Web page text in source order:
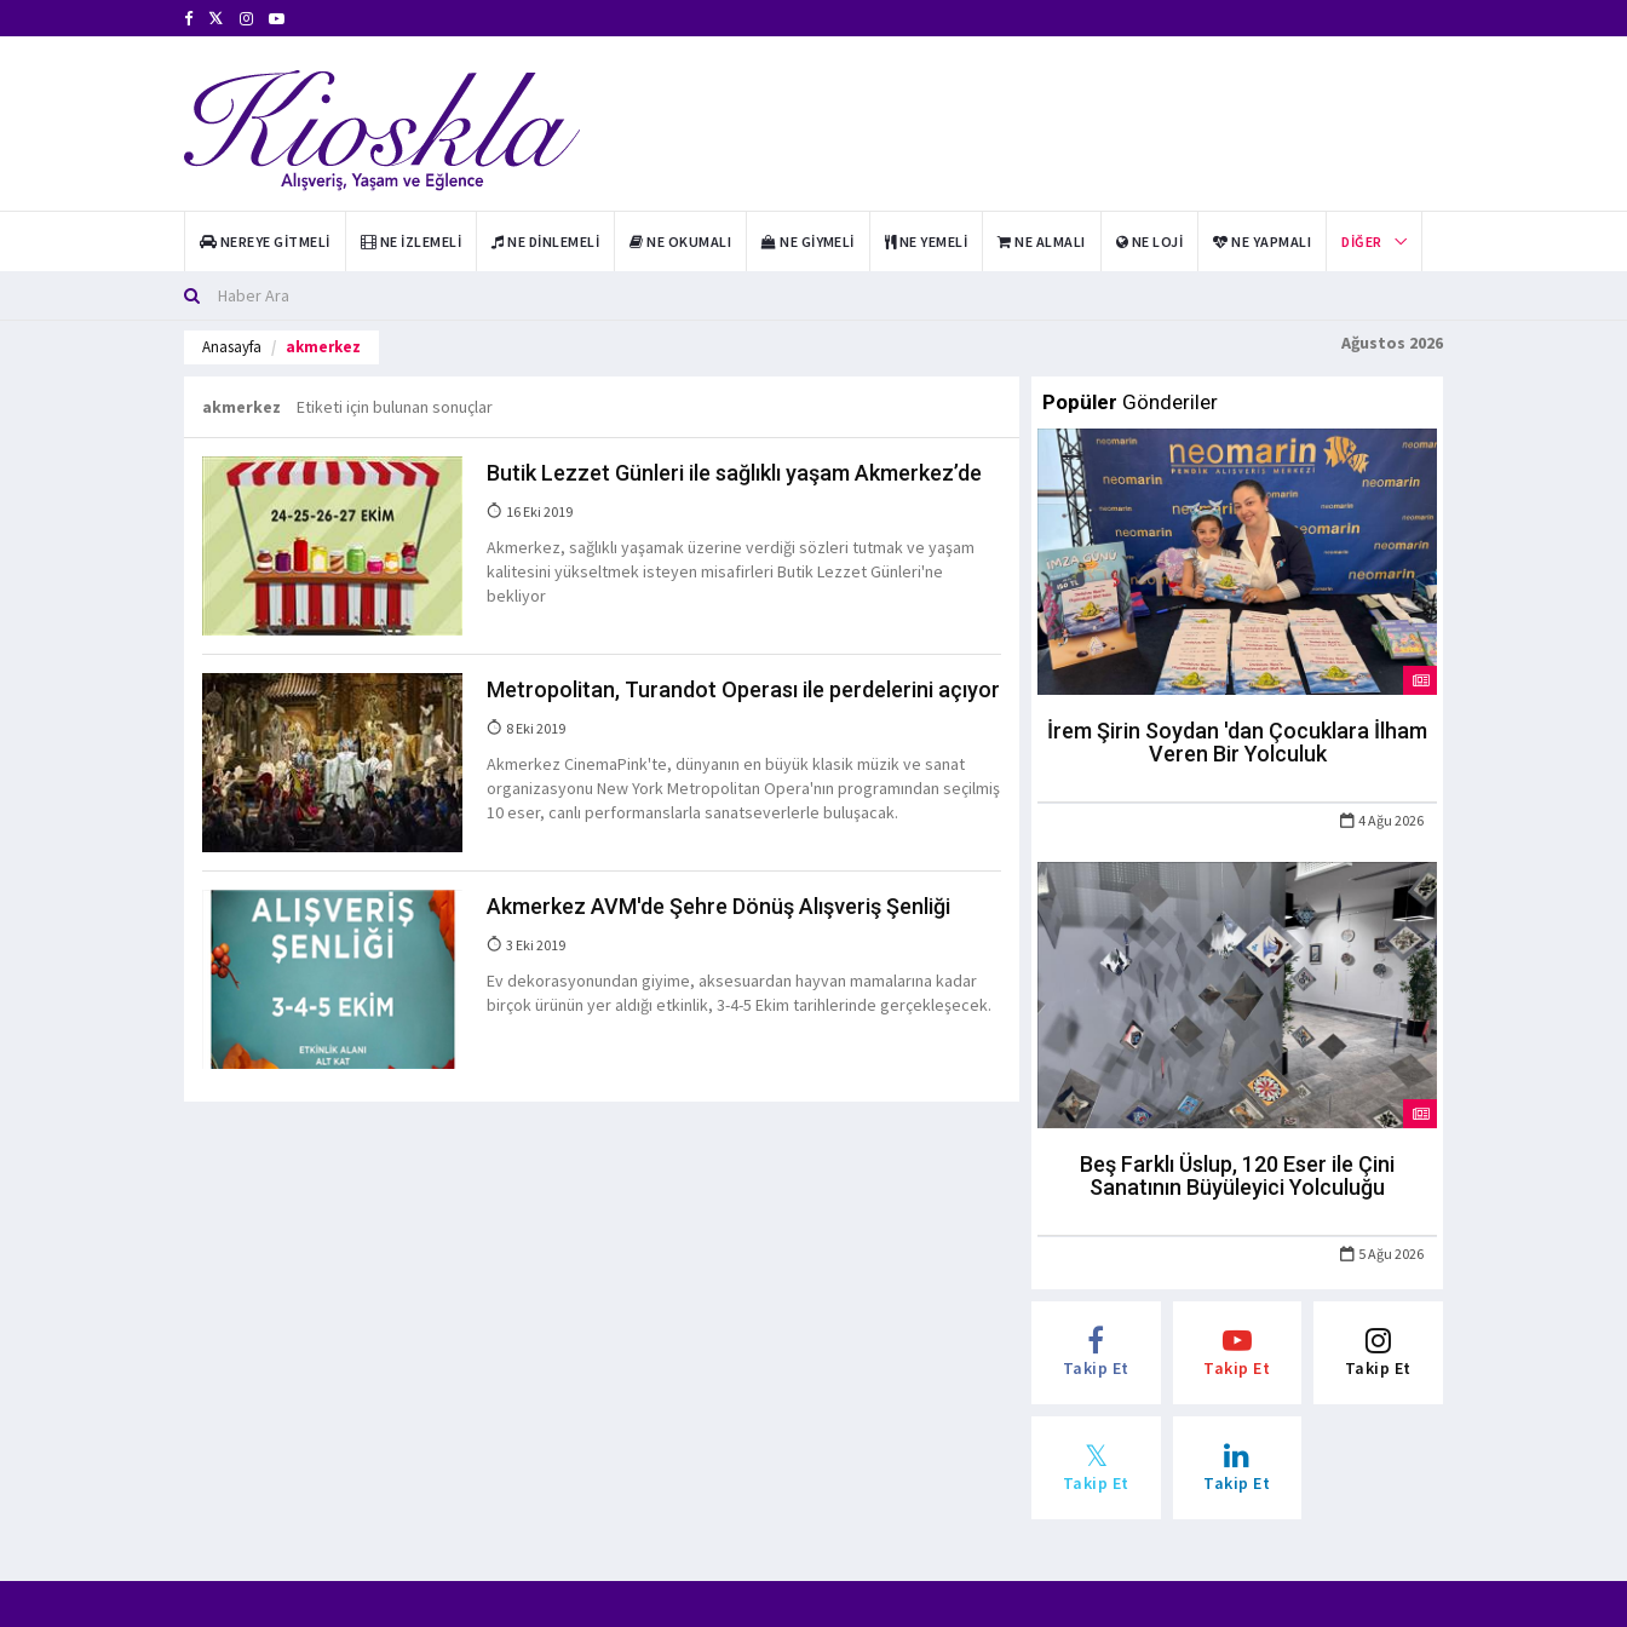
NEREYE GITMELI NE İZLEMELI NE DINLEMELI NE OKUMALI NE GIYMELI NE YEMELI NE ALMALI NE LOJI NE YAPMALI DIĞER
Anasayfa akmerkez Ağustos 2026
akmerkez Etiketi için bulunan sonuçlar
Butik Lezzet Günleri ile sağlıklı yaşam Akmerkez’de
16 Eki 2019
Akmerkez, sağlıklı yaşamak üzerine verdiği sözleri tutmak ve yaşam
kalitesini yükseltmek isteyen misafirleri Butik Lezzet Günleri'ne
bekliyor
Metropolitan, Turandot Operası ile perdelerini açıyor
8 Eki 2019
Akmerkez CinemaPink'te, dünyanın en büyük klasik müzik ve sanat
organizasyonu New York Metropolitan Opera'nın programından seçilmiş
10 eser, canlı performanslarla sanatseverlerle buluşacak.
Akmerkez AVM'de Şehre Dönüş Alışveriş Şenliği
3 Eki 2019
Ev dekorasyonundan giyime, aksesuardan hayvan mamalarına kadar
birçok ürünün yer aldığı etkinlik, 3-4-5 Ekim tarihlerinde gerçekleşecek.
Popüler Gönderiler
İrem Şirin Soydan 'dan Çocuklara İlham
Veren Bir Yolculuk
4 Ağu 2026
Beş Farklı Üslup, 120 Eser ile Çini
Sanatının Büyüleyici Yolculuğu
5 Ağu 2026
Takip Et Takip Et Takip Et
Takip Et Takip Et